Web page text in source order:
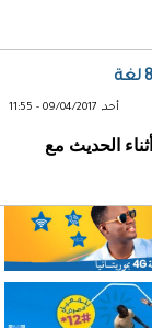
أحد, 09/04/2017 - 11:55
الحديث مع